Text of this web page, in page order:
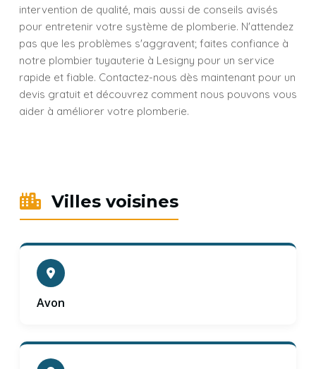
intervention de qualité, mais aussi de conseils avisés
pour entretenir votre système de plomberie. N'attendez
pas que les problèmes s'aggravent; faites confiance à
notre plombier tuyauterie à Lesigny pour un service
rapide et fiable. Contactez-nous dès maintenant pour un
devis gratuit et découvrez comment nous pouvons vous
aider à améliorer votre plomberie.
Villes voisines
Avon